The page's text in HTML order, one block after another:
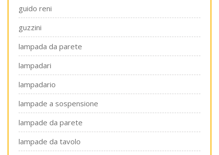
guido reni
guzzini
lampada da parete
lampadari
lampadario
lampade a sospensione
lampade da parete
lampade da tavolo